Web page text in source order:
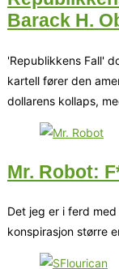
Barack H.
'Republikkens Fall'
kartell fører den
dollarens kollaps,
Mr. Robot:
Det jeg er i ferd
konspirasjon større